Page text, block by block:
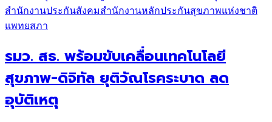
สำนักงานประกันสังคมสำนักงานหลักประกันสุขภาพแห่งชาติ
แพทยสภา
รมว. สธ. พร้อมขับเคลื่อนเทคโนโลยี
สุขภาพ-ดิจิทัล ยุติวัณโรคระบาด ลด
อุบัติเหตุ